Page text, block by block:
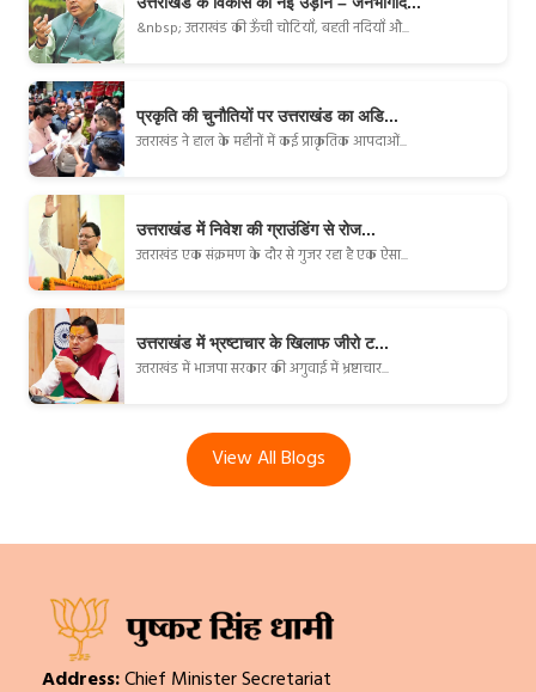
&nbsp; उत्तराखंड की ऊँची चोटियाँ, बहती नदियाँ औ...
प्रकृति की चुनौतियों पर उत्तराखंड का अडि...
उत्तराखंड ने हाल के महीनों में कई प्राकृतिक आपदाओं...
उत्तराखंड में निवेश की ग्राउंडिंग से रोज...
उत्तराखंड एक संक्रमण के दौर से गुजर रहा है एक ऐसा...
उत्तराखंड में भ्रष्टाचार के खिलाफ जीरो ट...
उत्तराखंड में भाजपा सरकार की अगुवाई में भ्रष्टाचार...
View All Blogs
Address:Chief Minister Secretariat